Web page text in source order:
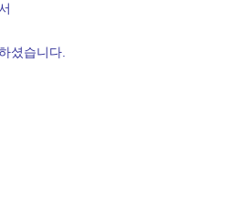
셨습니다.